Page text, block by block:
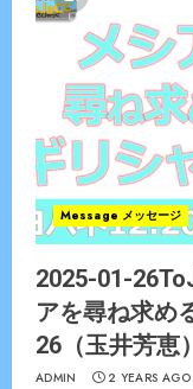
Message メッセージ
2025-01-
アを尋ね求め
26（玉井芳恵）
ADMIN 2 YEARS AGO